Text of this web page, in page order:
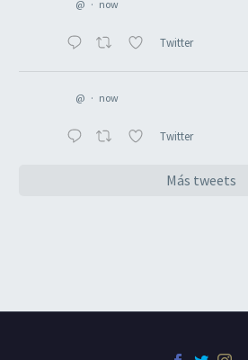
@ · now
Twitter
@ · now
Twitter
Más tweets